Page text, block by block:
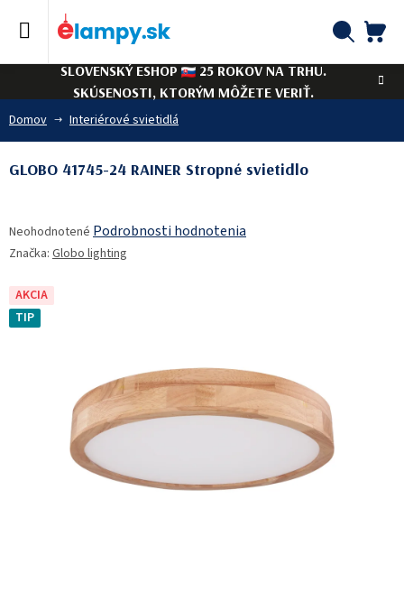
SLOVENSKÝ ESHOP
25 ROKOV NA TRHU.
SKÚSENOSTI, KTORÝM MÔŽETE VERIŤ.
Domov Interiérové svietidlá
GLOBO 41745-24 RAINER Stropné svietidlo
hodnotenie
produktu
0,0
z
Neohodnotené Podrobnosti hodnotenia
Značka: Globo lighting
AKCIA
TIP